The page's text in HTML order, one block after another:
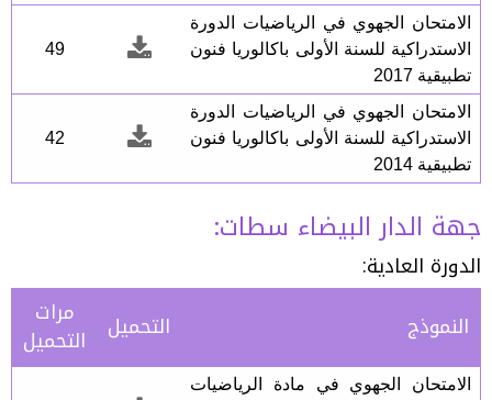
الامتحان الجهوي في الرياضيات الدورة
الاستدراكية للسنة الأولى باكالوريا فنون
تطبيقية 2017
49
الامتحان الجهوي في الرياضيات الدورة
الاستدراكية للسنة الأولى باكالوريا فنون
تطبيقية 2014
42
جهة الدار البيضاء سطات:
الدورة العادية:
النموذج
التحميل مرات
التحميل
الامتحان الجهوي في مادة الرياضيات